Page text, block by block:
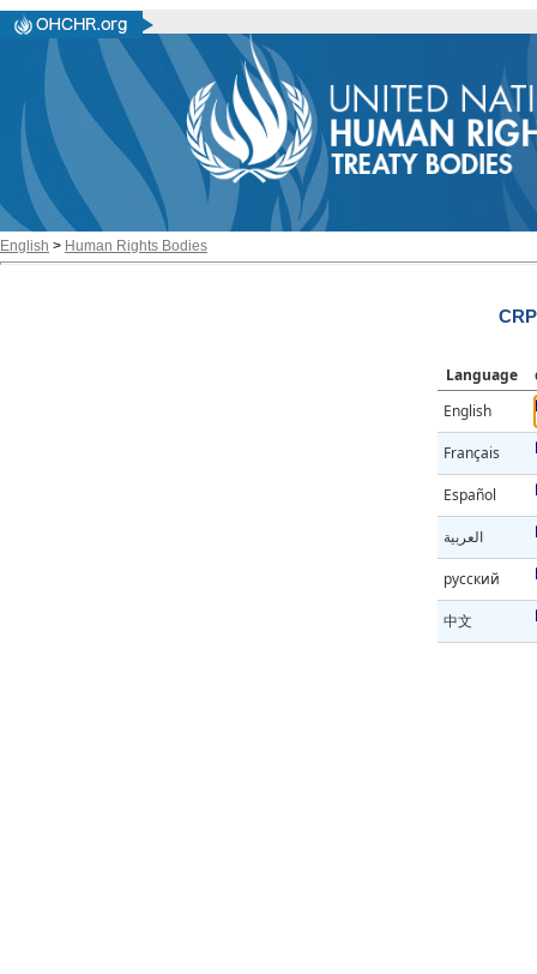
English > Human Rights Bodies
Language
English
Français
Español
العربية
русский
中文